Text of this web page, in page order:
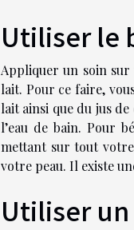
Utiliser le
Appliquer un soin sur
lait. Pour ce faire,
lait ainsi que du jus
l’eau de bain. Pour
mettant sur tout votre
votre peau. Il existe
Utiliser